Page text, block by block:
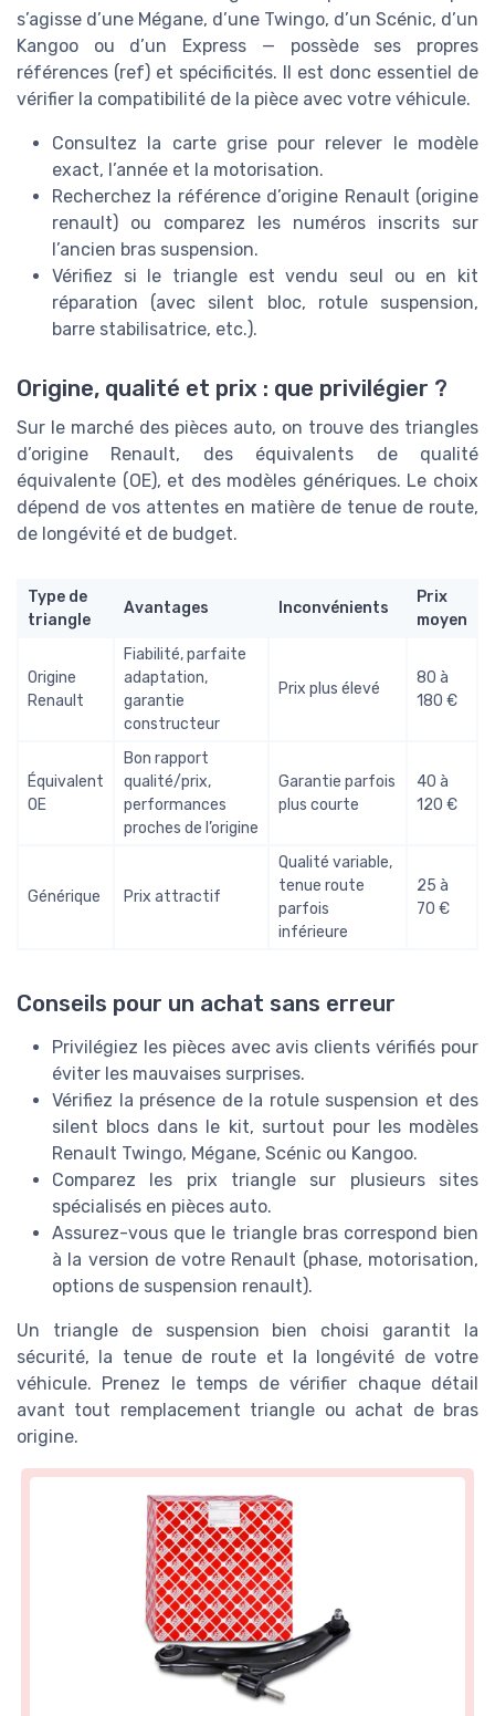
s’agisse d’une Mégane, d’une Twingo, d’un Scénic, d’un
Kangoo ou d’un Express — possède ses propres
références (ref) et spécificités. Il est donc essentiel de
vérifier la compatibilité de la pièce avec votre véhicule.
Consultez la carte grise pour relever le modèle
exact, l’année et la motorisation.
Recherchez la référence d’origine Renault (origine
renault) ou comparez les numéros inscrits sur
l’ancien bras suspension.
Vérifiez si le triangle est vendu seul ou en kit
réparation (avec silent bloc, rotule suspension,
barre stabilisatrice, etc.).
Origine, qualité et prix : que privilégier ?
Sur le marché des pièces auto, on trouve des triangles
d’origine Renault, des équivalents de qualité
équivalente (OE), et des modèles génériques. Le choix
dépend de vos attentes en matière de tenue de route,
de longévité et de budget.
Type de
triangle
Avantages Inconvénients
Prix
moyen
Origine
Renault
Fiabilité, parfaite
adaptation,
garantie
constructeur
Prix plus élevé
80 à
180 €
Équivalent
OE
Bon rapport
qualité/prix,
performances
proches de l’origine
Garantie parfois
plus courte
40 à
120 €
Générique Prix attractif
Qualité variable,
tenue route
parfois
inférieure
25 à
70 €
Conseils pour un achat sans erreur
Privilégiez les pièces avec avis clients vérifiés pour
éviter les mauvaises surprises.
Vérifiez la présence de la rotule suspension et des
silent blocs dans le kit, surtout pour les modèles
Renault Twingo, Mégane, Scénic ou Kangoo.
Comparez les prix triangle sur plusieurs sites
spécialisés en pièces auto.
Assurez-vous que le triangle bras correspond bien
à la version de votre Renault (phase, motorisation,
options de suspension renault).
Un triangle de suspension bien choisi garantit la
sécurité, la tenue de route et la longévité de votre
véhicule. Prenez le temps de vérifier chaque détail
avant tout remplacement triangle ou achat de bras
origine.